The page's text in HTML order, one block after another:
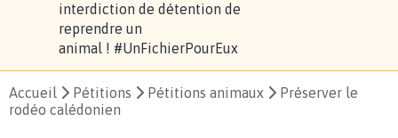
interdiction de détention de
reprendre un
animal ! #UnFichierPourEux
Accueil Pétitions Pétitions animaux
Préserver le
rodéo calédonien